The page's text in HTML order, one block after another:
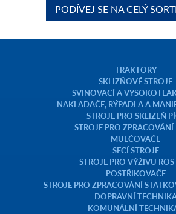
PODÍVEJ SE NA CELÝ
TRAKTORY
SKLIZŇOVÉ STROJE
SVINOVACÍ A
NAKLADAČE, RÝPADLA A
STROJE PRO SKLIZEŇ
STROJE PRO ZPRACOVÁNÍ
MULČOVAČE
SECÍ STROJE
STROJE PRO VÝŽIVU
POSTŘIKOVAČE
STROJE PRO ZPRACOVÁNÍ
DOPRAVNÍ
KOMUNÁLNÍ